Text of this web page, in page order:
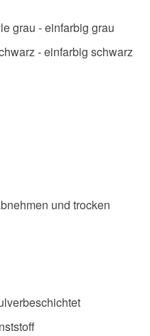
grau - einfarbig grau
- einfarbig schwarz
und trocken